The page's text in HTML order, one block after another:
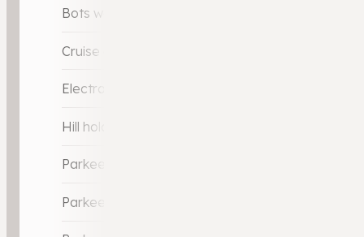
Bots waarschuwing systeem
Cruise control
Electronic Stability Program (ESP)
Hill hold-functie
Parkeer-assistent
Parkeersensor achter